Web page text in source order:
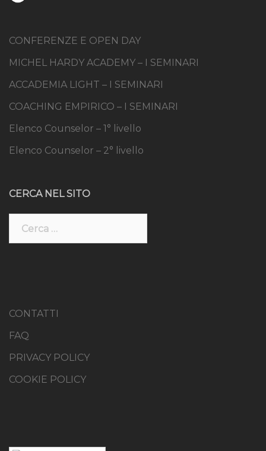
CONFERENZE E OPEN DAY
MICHEL HARDY ACADEMY – I SEMINARI
ACCADEMIA LIGHT – I SEMINARI
COACHING EMPIRICO – I SEMINARI
Elenco Counselor – 1° livello
Elenco Counselor – 2° livello
CERCA NEL SITO
Ricerca
CONTATTI
FAQ
PRIVACY POLICY
COOKIE POLICY